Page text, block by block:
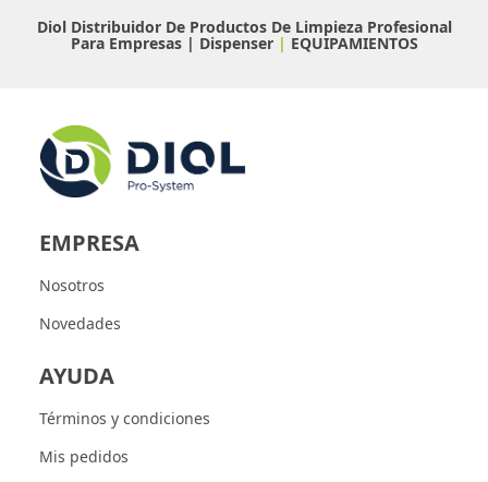
Diol Distribuidor De Productos De Limpieza Profesional
Para Empresas | Dispenser| EQUIPAMIENTOS
EMPRESA
Nosotros
Novedades
AYUDA
Términos y condiciones
Mis pedidos